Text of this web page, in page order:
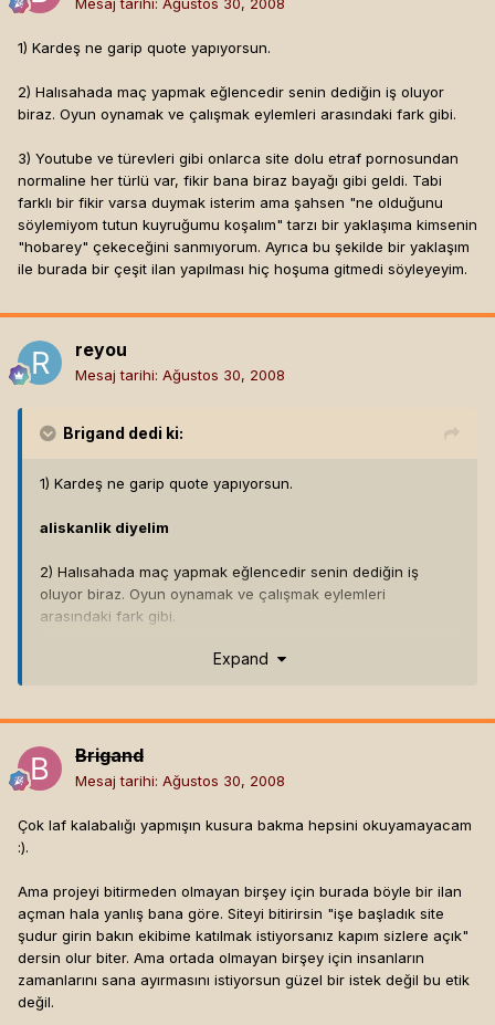
burada teklif ettigim is olayi bir isci isveren iliskisi degil
macim var ama oynayacak adam yok gelin sizde oynayin
hali saha parasi benden hesabi gibi birsey.. insanlar
zaten futbol seviyorlarsa oynarlar, kimse sirf beles diye
mac yapmaz heralde :)
Mesaj tarihi: Ağustos 30, 2008
1) Kardeş ne garip quote yapıyorsun.
2) Halısahada maç yapmak eğlencedir senin dediğin iş oluyor
biraz. Oyun oynamak ve çalışmak eylemleri arasındaki fark gibi.
3) Youtube ve türevleri gibi onlarca site dolu etraf pornosundan
normaline her türlü var, fikir bana biraz bayağı gibi geldi. Tabi
farklı bir fikir varsa duymak isterim ama şahsen "ne olduğunu
söylemiyom tutun kuyruğumu koşalım" tarzı bir yaklaşıma kimsenin
"hobarey" çekeceğini sanmıyorum. Ayrıca bu şekilde bir yaklaşım
ile burada bir çeşit ilan yapılması hiç hoşuma gitmedi söyleyeyim.
reyou
Mesaj tarihi: Ağustos 30, 2008
Brigand dedi ki:
1) Kardeş ne garip quote yapıyorsun.
aliskanlik diyelim
2) Halısahada maç yapmak eğlencedir senin dediğin iş
oluyor biraz. Oyun oynamak ve çalışmak eylemleri
arasındaki fark gibi.
ben insanlara sozlesmeli is teklif etmiyorum, sonucta bu
gececek olan arkadaslarla tabikide msn de vs muhabbet
edicez konusucaz arkadas olacagiz. bunun sonucunda
zaten eger kisi bu adam ciddi degil derse siler beni olur
biter. ben kimseye birsey vaad etmiyorum yada birseye
alet etmiyorum. diyorumki bu sekilde benim projeme
katilmak isteyen varsa buyursun konusalim.. yoksa
paylarini insanlara verecegimi soyluyorum. buda guven
meselesi dedim, kisi benimle konusur bakar bu adama
guven olmaz der biter. benim katilimci olacak olan
kisilere en buyuk zararim msn uzerinden benimle
konusurken onlara kaybettirdigim zaman olur, oda
anlasamazsak tabi benim sartim belli, kisilerin sartida
Expand
Brigand
Mesaj tarihi: Ağustos 30, 2008
Çok laf kalabalığı yapmışın kusura bakma hepsini okuyamayacam
:).
Ama projeyi bitirmeden olmayan birşey için burada böyle bir ilan
açman hala yanlış bana göre. Siteyi bitirirsin "işe başladık site
şudur girin bakın ekibime katılmak istiyorsanız kapım sizlere açık"
dersin olur biter. Ama ortada olmayan birşey için insanların
zamanlarını sana ayırmasını istiyorsun güzel bir istek değil bu etik
değil.